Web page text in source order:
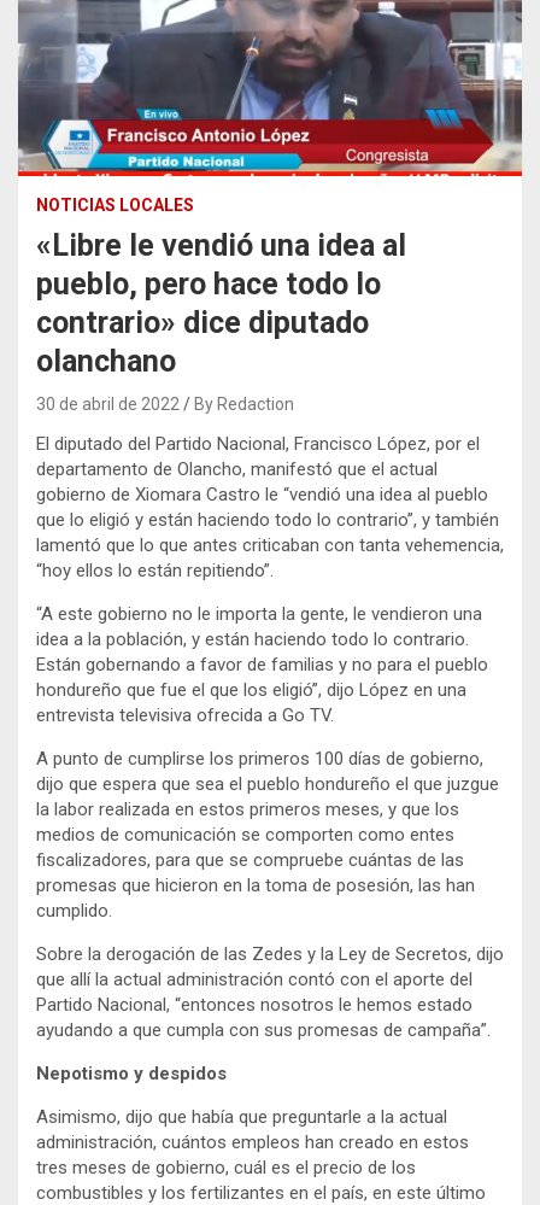
NOTICIAS LOCALES
«Libre le vendió una idea al
pueblo, pero hace todo lo
contrario» dice diputado
olanchano
30 de abril de 2022 By Redaction
El diputado del Partido Nacional, Francisco López, por el
departamento de Olancho, manifestó que el actual
gobierno de Xiomara Castro le “vendió una idea al pueblo
que lo eligió y están haciendo todo lo contrario”, y también
lamentó que lo que antes criticaban con tanta vehemencia,
“hoy ellos lo están repitiendo”.
“A este gobierno no le importa la gente, le vendieron una
idea a la población, y están haciendo todo lo contrario.
Están gobernando a favor de familias y no para el pueblo
hondureño que fue el que los eligió”, dijo López en una
entrevista televisiva ofrecida a Go TV.
A punto de cumplirse los primeros 100 días de gobierno,
dijo que espera que sea el pueblo hondureño el que juzgue
la labor realizada en estos primeros meses, y que los
medios de comunicación se comporten como entes
fiscalizadores, para que se compruebe cuántas de las
promesas que hicieron en la toma de posesión, las han
cumplido.
Sobre la derogación de las Zedes y la Ley de Secretos, dijo
que allí la actual administración contó con el aporte del
Partido Nacional, “entonces nosotros le hemos estado
ayudando a que cumpla con sus promesas de campaña”.
Nepotismo y despidos
Asimismo, dijo que había que preguntarle a la actual
administración, cuántos empleos han creado en estos
tres meses de gobierno, cuál es el precio de los
combustibles y los fertilizantes en el país, en este último